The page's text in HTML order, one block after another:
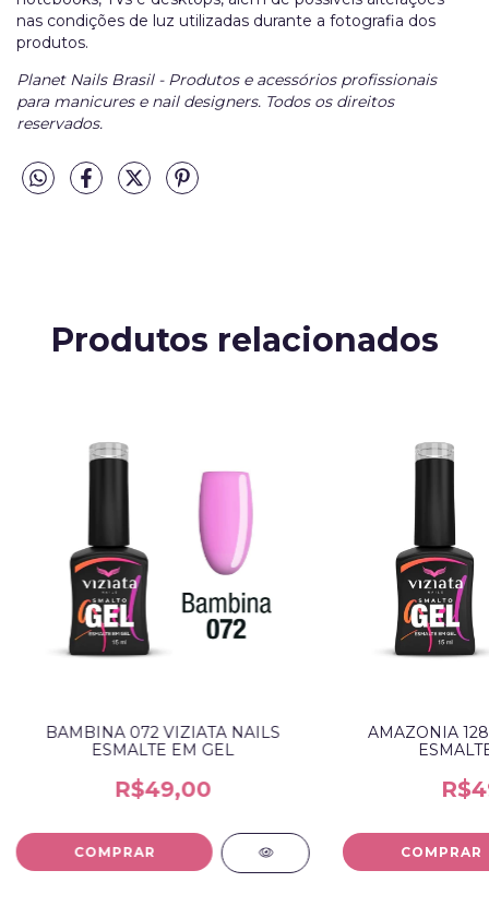
nas condições de luz utilizadas durante a fotografia dos
produtos.
Planet Nails Brasil - Produtos e acessórios profissionais
para manicures e nail designers. Todos os direitos
reservados.
Produtos relacionados
BAMBINA 072 VIZIATA NAILS
ESMALTE EM GEL
R$49,00
AMAZONIA